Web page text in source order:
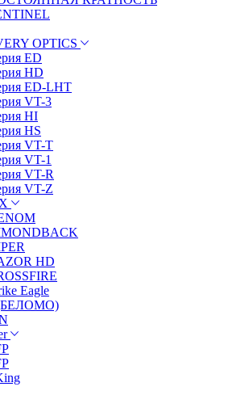
OPTICS
ED
HD
ED-LHT
VT-3
HI
HS
VT-T
VT-1
VT-R
VT-Z
HD
Eagle